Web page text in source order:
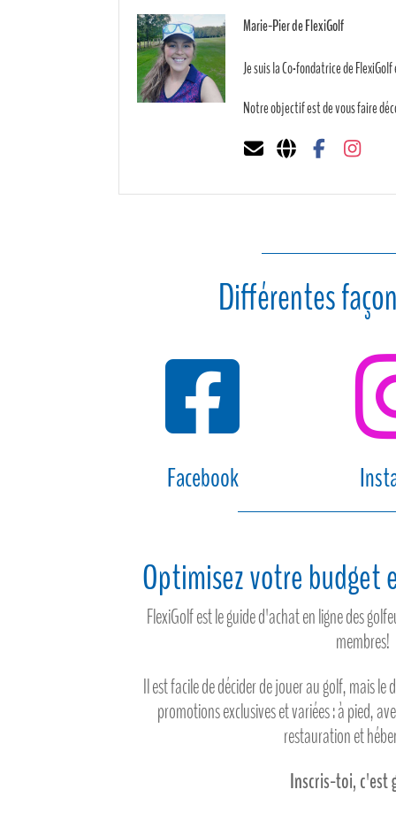
Marie-Pier de FlexiGolf
Je suis la Co-fondatrice de
Notre objectif est de vous faire
Différentes

Facebook
Optimisez votre budget
FlexiGolf est le guide d'achat en ligne des
membres!
Il est facile de décider de jouer au golf, mais
promotions exclusives et variées : à pied,
restauration et
Inscris-toi, c'est